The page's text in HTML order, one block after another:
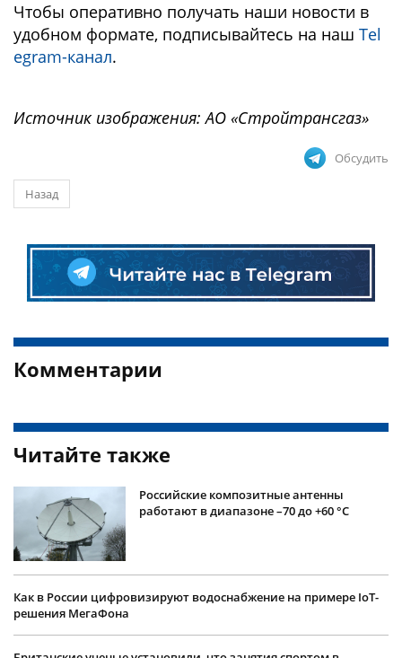
Чтобы оперативно получать наши новости в
удобном формате, подписывайтесь на наш Tel
egram-канал.
Источник изображения: АО «Стройтрансгаз»
Обсудить
Назад
Комментарии
Читайте также
Российские композитные антенны
работают в диапазоне –70 до +60 °С
Как в России цифровизируют водоснабжение на примере IoT-
решения МегаФона